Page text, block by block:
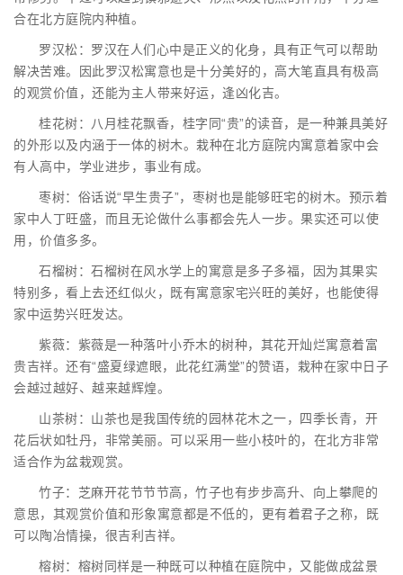
合在北方庭院内种植。
罗汉松：罗汉在人们心中是正义的化身，具有正气可以帮助
解决苦难。因此罗汉松寓意也是十分美好的，高大笔直具有极高
的观赏价值，还能为主人带来好运，逢凶化吉。
桂花树：八月桂花飘香，桂字同“贵”的读音，是一种兼具美好
的外形以及内涵于一体的树木。栽种在北方庭院内寓意着家中会
有人高中，学业进步，事业有成。
枣树：俗话说“早生贵子”，枣树也是能够旺宅的树木。预示着
家中人丁旺盛，而且无论做什么事都会先人一步。果实还可以使
用，价值多多。
石榴树：石榴树在风水学上的寓意是多子多福，因为其果实
特别多，看上去还红似火，既有寓意家宅兴旺的美好，也能使得
家中运势兴旺发达。
紫薇：紫薇是一种落叶小乔木的树种，其花开灿烂寓意着富
贵吉祥。还有“盛夏绿遮眼，此花红满堂”的赞语，栽种在家中日子
会越过越好、越来越辉煌。
山茶树：山茶也是我国传统的园林花木之一，四季长青，开
花后状如牡丹，非常美丽。可以采用一些小枝叶的，在北方非常
适合作为盆栽观赏。
竹子：芝麻开花节节节高，竹子也有步步高升、向上攀爬的
意思，其观赏价值和形象寓意都是不低的，更有着君子之称，既
可以陶冶情操，很吉利吉祥。
榕树：榕树同样是一种既可以种植在庭院中，又能做成盆景